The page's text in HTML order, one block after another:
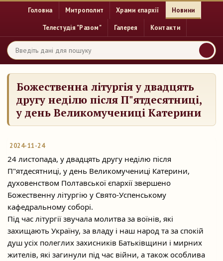
Головна Митрополит Храми єпархії Новини
Телестудія "Разом" Галерея Контакти
Божественна літургія у двадцять
другу неділю після П"ятдесятниці,
у день Великомучениці Катерини
2024-11-24
24 листопада, у двадцять другу неділю після
П"ятдесятниці, у день Великомучениці Катерини,
духовенством Полтавської єпархії звершено
Божественну літургію у Свято-Успенському
кафедральному соборі.
Під час літургії звучала молитва за воїнів, які
захищають Україну, за владу і наш народ та за спокій
душ усіх полеглих захисників Батьківщини і мирних
жителів, які загинули під час війни, а також особлива